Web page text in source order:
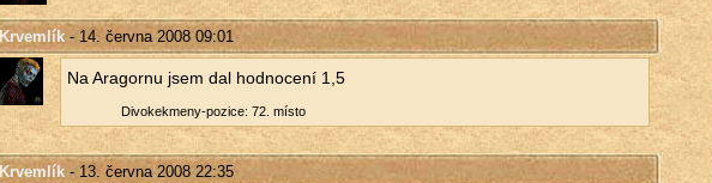
Krvemlík- 14. června 2008 09:01
Na Ara­gor­nu jsem dal hod­no­ce­ní 1,5
Di­vo­kekme­ny-po­zi­ce: 72. místo
Krvemlík- 13. června 2008 22:35